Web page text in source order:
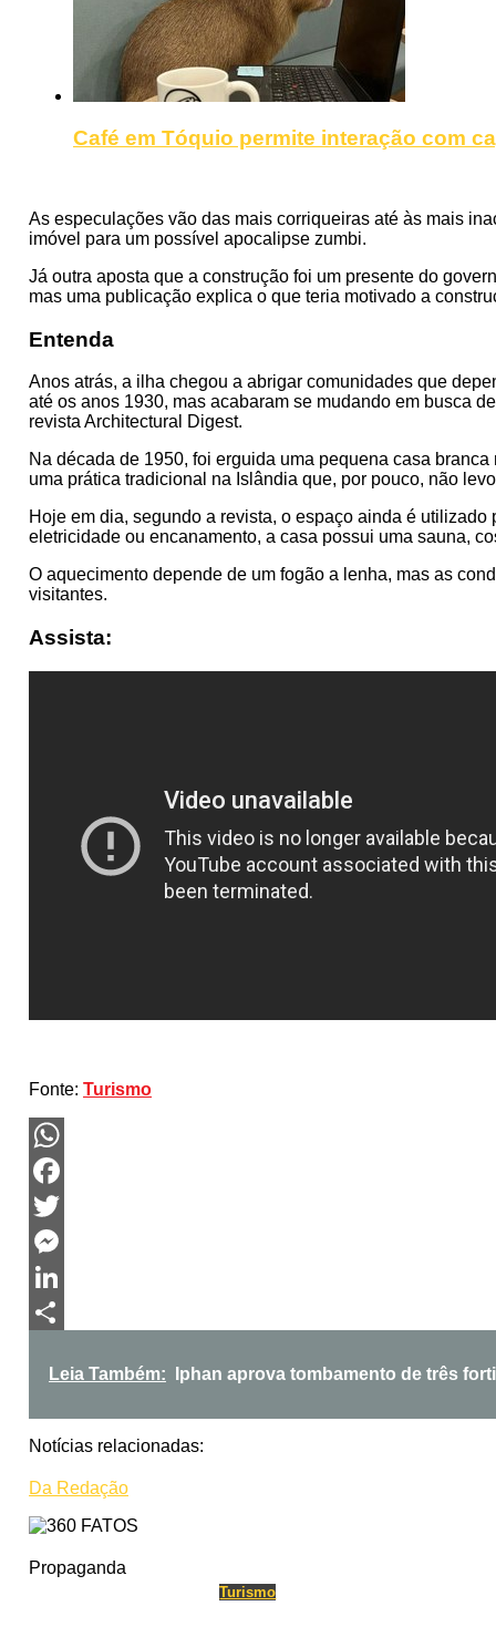
Café em Tóquio permite interação com
As especulações vão das mais corriqueiras até às mais
imóvel para um possível apocalipse zumbi.
Já outra aposta que a construção foi um presente do
mas uma publicação explica o que teria motivado a
Entenda
Anos atrás, a ilha chegou a abrigar comunidades que
até os anos 1930, mas acabaram se mudando em busca
revista Architectural Digest.
Na década de 1950, foi erguida uma pequena casa
uma prática tradicional na Islândia que, por pouco, não
Hoje em dia, segundo a revista, o espaço ainda é
eletricidade ou encanamento, a casa possui uma sauna,
O aquecimento depende de um fogão a lenha, mas as
visitantes.
Assista:
Fonte: Turismo
WhatsApp
Facebook
Twitter
Messenger
LinkedIn
Leia Também:
Iphan aprova tombamento de três
Notícias relacionadas:
Da Redação
Propaganda
Turismo